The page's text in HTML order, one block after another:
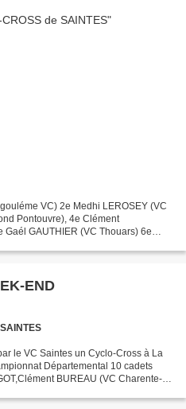
VC) 2e Medhi LEROSEY (VC
Pontouvre), 4e Clément
Gaél GAUTHIER (VC Thouars) 6e
END
le VC Saintes un Cyclo-Cross à La
Départemental 10 cadets
BUREAU (VC Charente-